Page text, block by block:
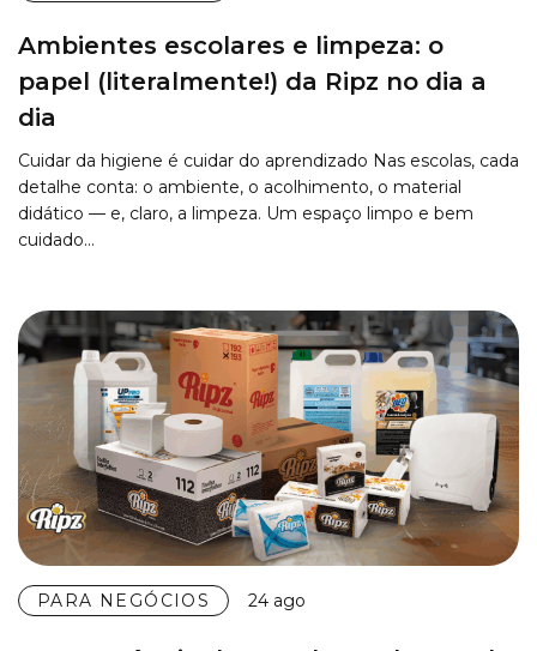
Ambientes escolares e limpeza: o
papel (literalmente!) da Ripz no dia a
dia
Cuidar da higiene é cuidar do aprendizado Nas escolas, cada
detalhe conta: o ambiente, o acolhimento, o material
didático — e, claro, a limpeza. Um espaço limpo e bem
cuidado…
PARA NEGÓCIOS 24 ago